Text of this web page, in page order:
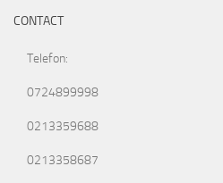
CONTACT
Telefon:
0724899998
0213359688
0213358687